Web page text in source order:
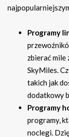
Programy
zbierać mile
SkyMiles.
takich jak
dodatkowy
Programy
programy,
noclegi.